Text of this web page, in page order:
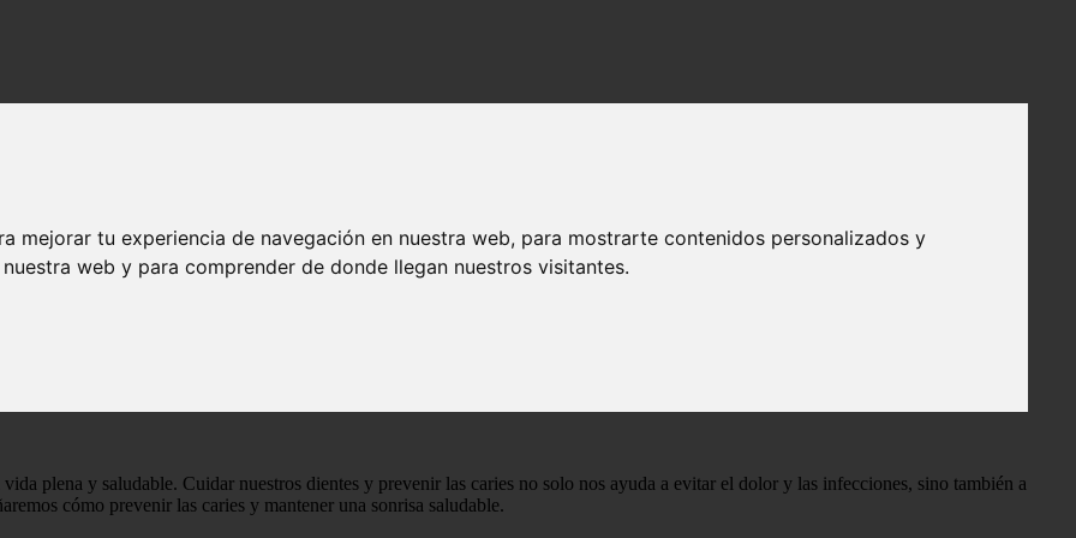
mejorar tu experiencia de navegación en nuestra web, para mostrarte contenidos personalizados y
web y para comprender de donde llegan nuestros visitantes.
y tener una salud dental óptima - Salud dental
caries y tener una salud dental óptima - Salud dental
plena y saludable. Cuidar nuestros dientes y prevenir las caries no solo nos ayuda a evitar el dolor y las infecciones, sino también a
cómo prevenir las caries y mantener una sonrisa saludable.